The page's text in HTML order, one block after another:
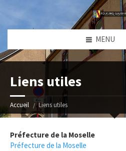
MENU
Liens utiles
Accueil Liens utiles
Préfecture de la Moselle
Préfecture de la Moselle